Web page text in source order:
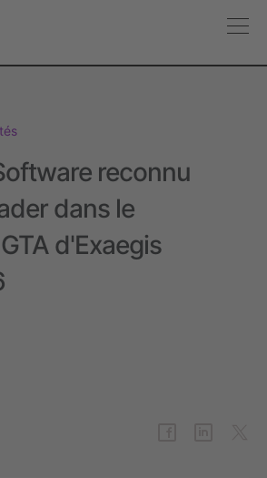
reconnu
dans le
d'Exaegis